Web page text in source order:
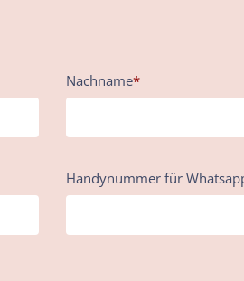
Nachname*
Handynummer ​für